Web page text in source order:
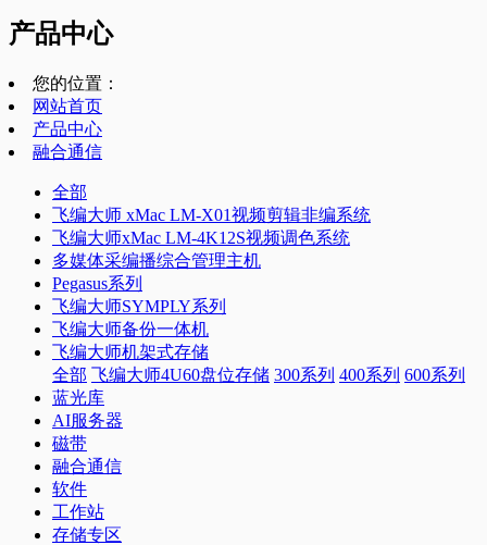
产品中心
您的位置：
网站首页
产品中心
融合通信
全部
飞编大师 xMac LM-X01视频剪辑非编系统
飞编大师xMac LM-4K12S视频调色系统
多媒体采编播综合管理主机
Pegasus系列
飞编大师SYMPLY系列
飞编大师备份一体机
飞编大师机架式存储
全部 飞编大师4U60盘位存储 300系列 400系列 600系列
蓝光库
AI服务器
磁带
融合通信
软件
工作站
存储专区